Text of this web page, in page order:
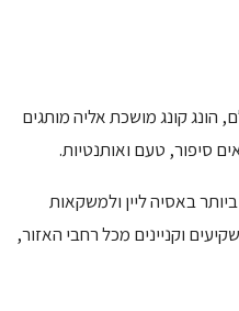
הונג קונג מושכת אליה מותגים
סיפור, טעם ואותנטיות.
באסיה ליין ולמשקאות
וקניינים מכל רחבי האזור,